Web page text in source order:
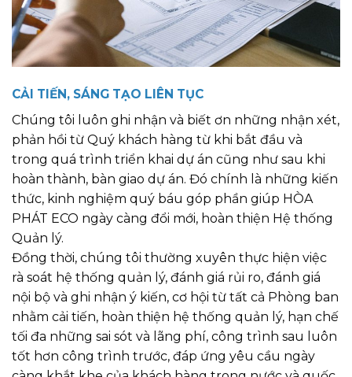
CẢI TIẾN, SÁNG TẠO LIÊN TỤC
Chúng tôi luôn ghi nhận và biết ơn những nhận xét,
phản hồi từ Quý khách hàng từ khi bắt đầu và
trong quá trình triển khai dự án cũng như sau khi
hoàn thành, bàn giao dự án. Đó chính là những kiến
thức, kinh nghiệm quý báu góp phần giúp HÒA
PHÁT ECO ngày càng đổi mới, hoàn thiện Hệ thống
Quản lý.
Đồng thời, chúng tôi thường xuyên thực hiện việc
rà soát hệ thống quản lý, đánh giá rủi ro, đánh giá
nội bộ và ghi nhận ý kiến, cơ hội từ tất cả Phòng ban
nhằm cải tiến, hoàn thiện hệ thống quản lý, hạn chế
tối đa những sai sót và lãng phí, công trình sau luôn
tốt hơn công trình trước, đáp ứng yêu cầu ngày